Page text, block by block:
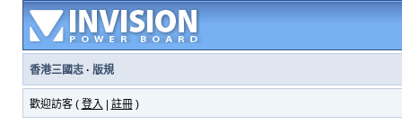
香港三國志· 版規
歡迎訪客 ( 登入 註冊)